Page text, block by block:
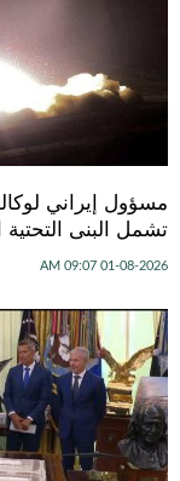
مسؤول إيراني
تشمل البنى التحتية
01-08-2026 09:07 AM